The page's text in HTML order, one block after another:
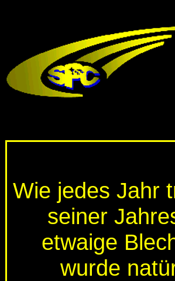
Wie jedes Jahr
seiner
etwaige
wurde